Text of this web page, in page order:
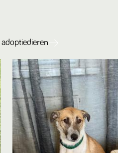
adoptiedieren